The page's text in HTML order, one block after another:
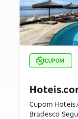
CUPOM
Cupom
Bradesco